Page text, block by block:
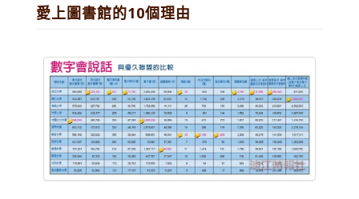
愛上圖書館的10個理由